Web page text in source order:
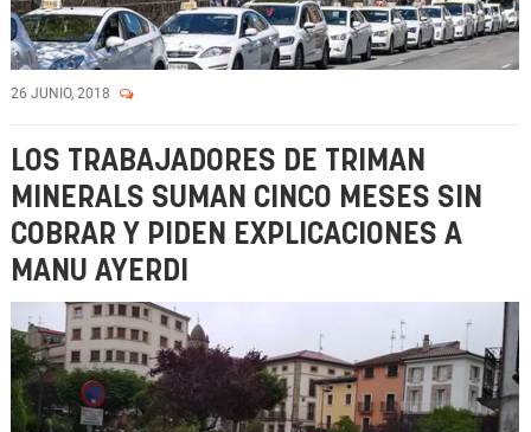
26 JUNIO, 2018
LOS TRABAJADORES DE TRIMAN
MINERALS SUMAN CINCO MESES SIN
COBRAR Y PIDEN EXPLICACIONES A
MANU AYERDI